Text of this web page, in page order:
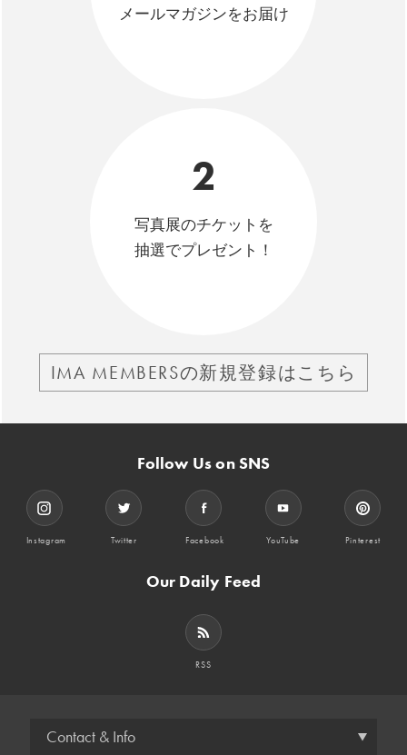
メールマガジンをお届け
2
写真展のチケットを
抽選でプレゼント！
IMA MEMBERSの新規登録はこちら
Follow Us on SNS
Instagram Twitter Facebook YouTube Pinterest
Our Daily Feed
RSS
Contact & Info